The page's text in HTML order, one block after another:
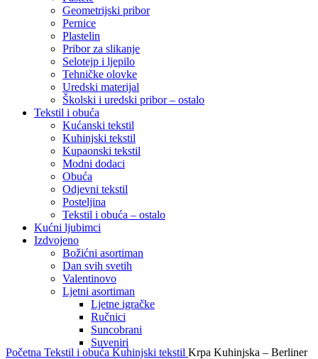
Geometrijski pribor
Pernice
Plastelin
Pribor za slikanje
Selotejp i ljepilo
Tehničke olovke
Uredski materijal
Školski i uredski pribor – ostalo
Tekstil i obuća
Kućanski tekstil
Kuhinjski tekstil
Kupaonski tekstil
Modni dodaci
Obuća
Odjevni tekstil
Posteljina
Tekstil i obuća – ostalo
Kućni ljubimci
Izdvojeno
Božićni asortiman
Dan svih svetih
Valentinovo
Ljetni asortiman
Ljetne igračke
Ručnici
Suncobrani
Suveniri
Početna Tekstil i obuća Kuhinjski tekstil Krpa Kuhinjska – Berliner